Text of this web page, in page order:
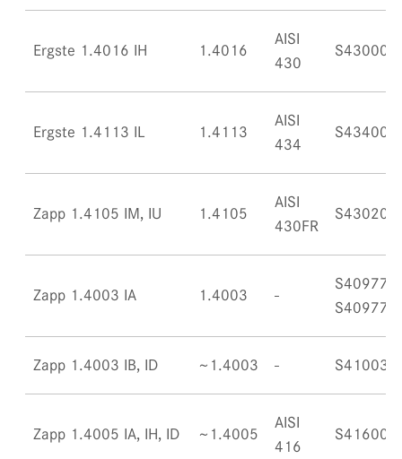
Ergste 1.4016 IH 1.4016
AISI
430
S43000
Ergste 1.4113 IL 1.4113
AISI
434
S43400
Zapp 1.4105 IM, IU 1.4105
AISI
430FR
S43020
Zapp 1.4003 IA 1.4003
S40977,
S40977
Zapp 1.4003 IB, ID ~1.4003 S41003
Zapp 1.4005 IA, IH, ID ~1.4005
AISI
416
S41600